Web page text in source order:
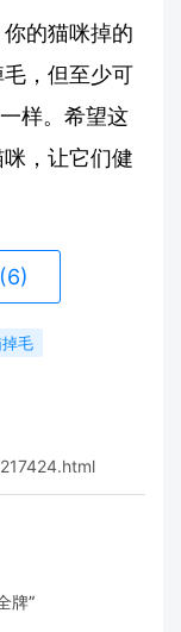
的猫咪掉的
，但至少可
样。希望这
，让它们健
毛
牌”